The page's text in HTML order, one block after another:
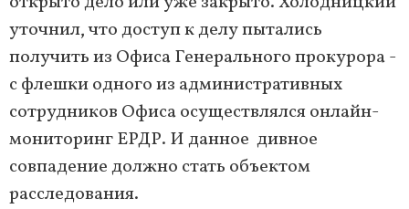
уточнил, что доступ к делу пытались
получить из Офиса Генерального прокурора -
с флешки одного из административных
сотрудников Офиса осуществлялся онлайн-
мониторинг ЕРДР. И данное дивное
совпадение должно стать объектом
расследования.